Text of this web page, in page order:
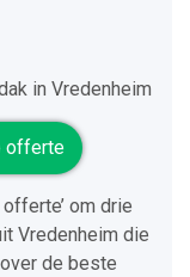
in Vredenheim
offerte
om drie
Vredenheim die
de beste